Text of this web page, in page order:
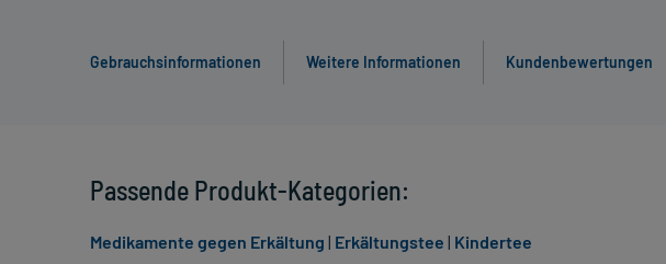
Gebrauchsinformationen Weitere Informationen Kundenbewertungen
Passende Produkt-Kategorien:
Medikamente gegen Erkältung | Erkältungstee | Kindertee